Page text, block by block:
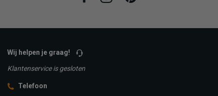
Wij helpen je graag!
Klantenservice is gesloten
Telefoon